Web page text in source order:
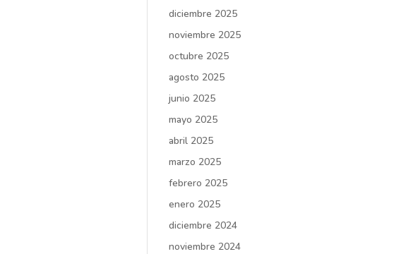
diciembre 2025
noviembre 2025
octubre 2025
agosto 2025
junio 2025
mayo 2025
abril 2025
marzo 2025
febrero 2025
enero 2025
diciembre 2024
noviembre 2024